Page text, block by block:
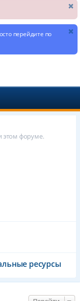
перейдите по
этом форуме.
ресурсы